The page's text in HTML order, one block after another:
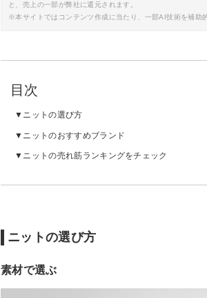
と、売上の一部が弊社に還元されます。
※本サイトではコンテンツ作成に当たり、一部AI技術を補助
目次
ニットの選び方
ニットのおすすめブランド
ニットの売れ筋ランキングをチェック
ニットの選び方
素材で選ぶ